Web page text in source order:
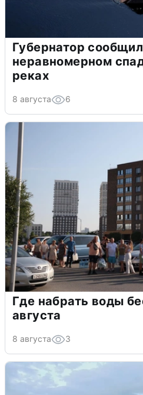
Губернатор
неравномерном
реках
8 августа 6
Где набрать воды
августа
8 августа 3